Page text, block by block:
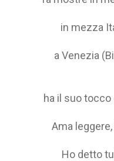
in mezza
a Venezia
ha il suo tocco
Ama
Ho detto